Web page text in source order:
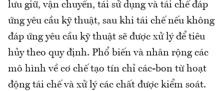
lưu giữ, vận chuyển, tái sử dụng và tái chế đáp
ứng yêu cầu kỹ thuật, sau khi tái chế nếu không
đáp ứng yêu cầu kỹ thuật sẽ được xử lý để tiêu
hủy theo quy định. Phổ biến và nhân rộng các
mô hình về cơ chế tạo tín chỉ các-bon từ hoạt
động tái chế và xử lý các chất được kiểm soát.